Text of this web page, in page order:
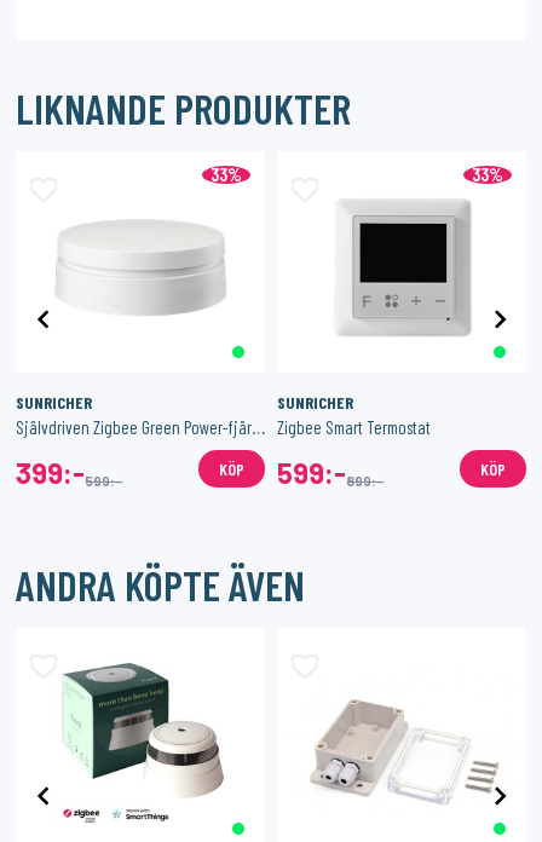
LIKNANDE PRODUKTER
33%
SUNRICHER
Självdriven Zigbee Green Power-fjärrkontroll
399:-599:-
KÖP
33%
SUNRICHER
Zigbee Smart Termostat
599:-899:-
KÖP
ANDRA KÖPTE ÄVEN